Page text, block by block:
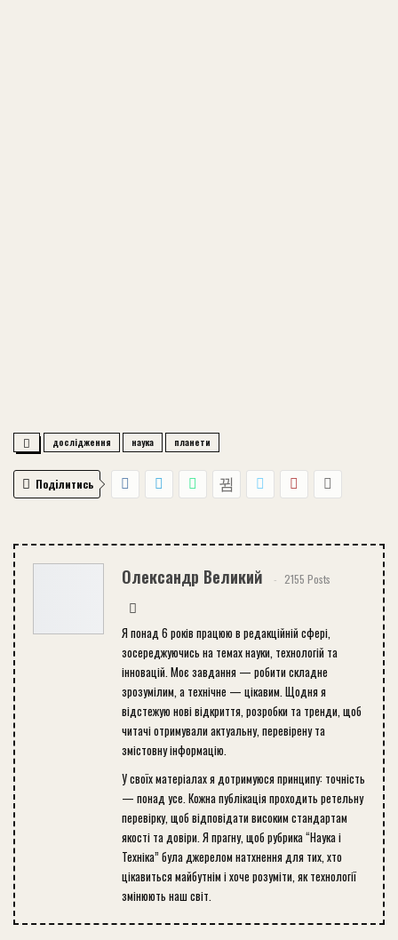
дослідження наука планети
Поділитись
Олександр Великий 2155 Posts
Я понад 6 років працюю в редакційній сфері,
зосереджуючись на темах науки, технологій та
інновацій. Моє завдання — робити складне
зрозумілим, а технічне — цікавим. Щодня я
відстежую нові відкриття, розробки та тренди, щоб
читачі отримували актуальну, перевірену та
змістовну інформацію.
У своїх матеріалах я дотримуюся принципу: точність
— понад усе. Кожна публікація проходить ретельну
перевірку, щоб відповідати високим стандартам
якості та довіри. Я прагну, щоб рубрика “Наука і
Техніка” була джерелом натхнення для тих, хто
цікавиться майбутнім і хоче розуміти, як технології
змінюють наш світ.